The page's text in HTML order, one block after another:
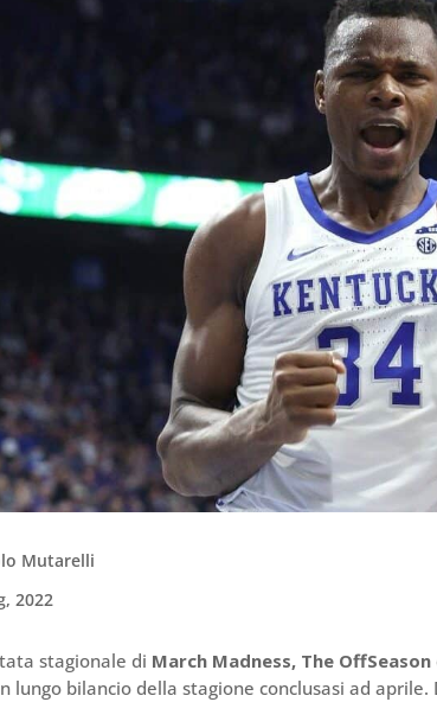
Mutarelli
2022
stagionale di March Madness, The OffSeason
lungo bilancio della stagione conclusasi ad